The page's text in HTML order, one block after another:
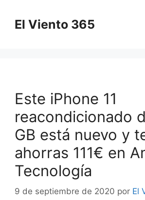
contenido
El Viento 365
Este iPhone 11
reacondicionado
GB está nuevo y
ahorras 111€ en
Tecnología
9 de septiembre de 2020 por El